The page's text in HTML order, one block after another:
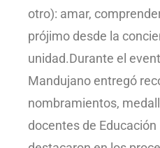
otro): amar,
prójimo desde la
unidad.Durante el
Mandujano entregó
nombramientos,
docentes de Educación